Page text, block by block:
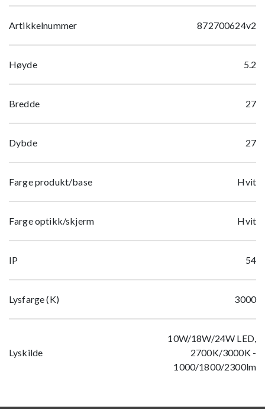
Artikkelnummer 872700624v2
Høyde 5.2
Bredde 27
Dybde 27
Farge produkt/base Hvit
Farge optikk/skjerm Hvit
IP 54
Lysfarge (K) 3000
Lyskilde
10W/18W/24W LED,
2700K/3000K -
1000/1800/2300lm